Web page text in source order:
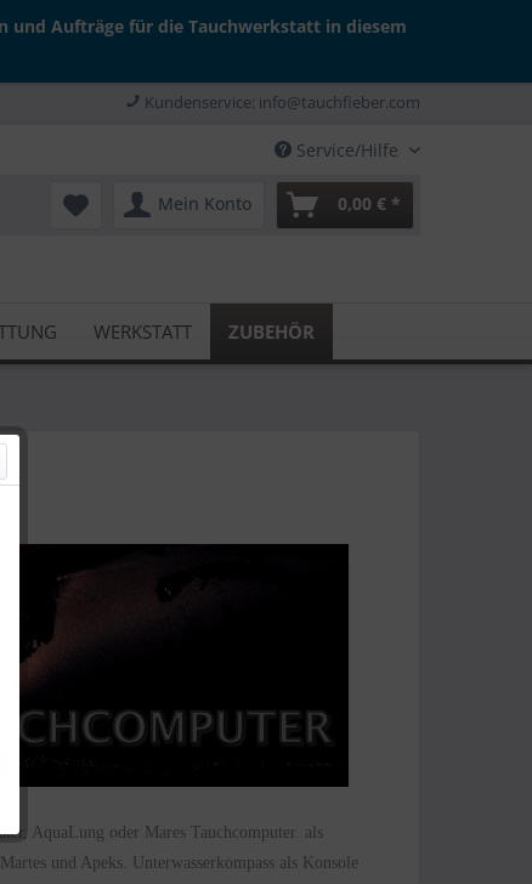
und Aufträge für die Tauchwerkstatt in diesem
Kundenservice: info@tauchfieber.com
Service/Hilfe
Mein Konto 0,00 € *
WERKSTATT ZUBEHÖR
AquaLung oder Mares Tauchcomputer. als
und Apeks. Unterwasserkompass als Konsole